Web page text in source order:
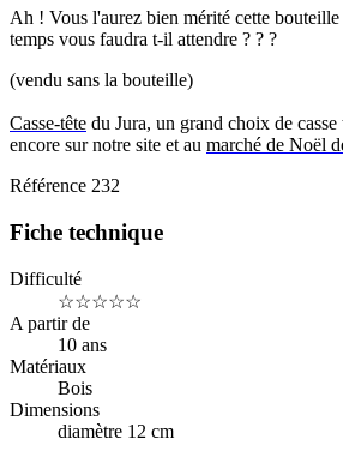
Ah ! Vous l'aurez bien mérité cette
temps vous faudra t-il attendre ? ? ?
(vendu sans la bouteille)
Casse-tête du Jura, un grand choix de casse
encore sur notre site et au marché de Noël
Référence 232
Fiche technique
Difficulté
☆☆☆☆☆
A partir de
10 ans
Matériaux
Bois
Dimensions
diamètre 12 cm